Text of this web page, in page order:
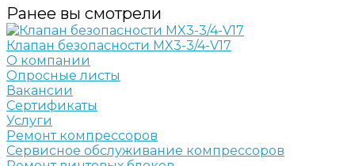
Ранее вы смотрели
Клапан безопасности MX3-3/4-V17
О компании
Опросные листы
Вакансии
Сертификаты
Услуги
Ремонт компрессоров
Сервисное обслуживание компрессоров